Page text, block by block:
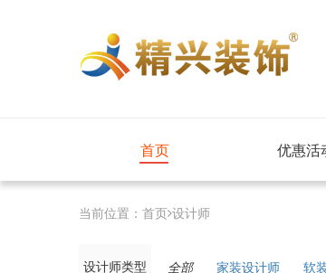
首页 优惠活
当前位置： 首页 设计师
设计师类型 全部 家装设计师 软